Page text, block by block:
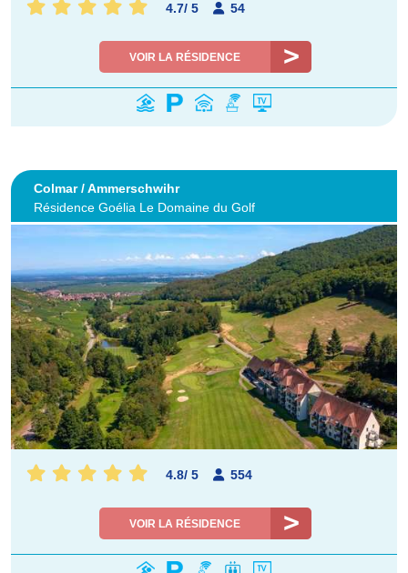
4.7/ 5 54
VOIR LA RÉSIDENCE
Colmar / Ammerschwihr
Résidence Goélia Le Domaine du Golf
4.8/ 5 554
VOIR LA RÉSIDENCE